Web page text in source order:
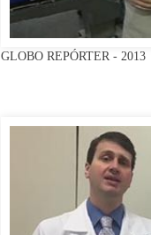
GLOBO REPÓRTER - 2013